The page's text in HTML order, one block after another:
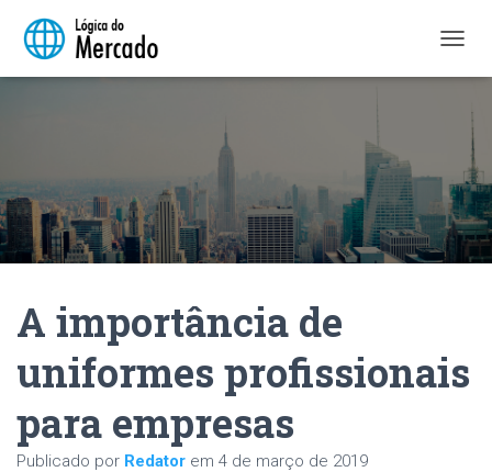
L
A
R
N
A
V
Ã
O
A importância de
uniformes profissionais
para empresas
Publicado por Redator em 4 de março de 2019